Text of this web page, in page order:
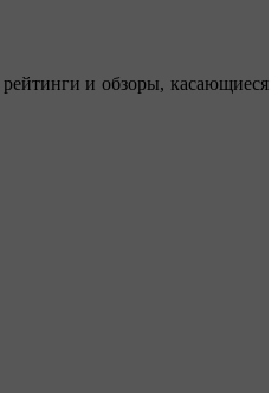
и обзоры, касающиеся